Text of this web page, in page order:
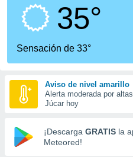
calidad.
a este
las
y
forma
digital
basada
35°
Sensación de 33°
Aviso de nivel amarillo
Alerta moderada por
Júcar hoy
¡Descarga GRATIS la
Meteored!